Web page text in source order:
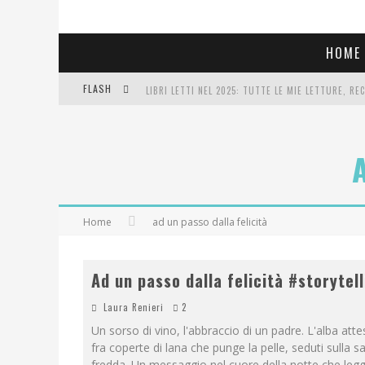
HOME
FLASH LIBRI LETTI NEL 2025: TUTTE LE MIE LETTURE,
Home ad un passo dalla felicità
Ad un passo dalla felicità
Laura Renieri 2
Un sorso di vino, l'abbraccio di un padre. L'alba
fra coperte di lana che punge la pelle, seduti sulla